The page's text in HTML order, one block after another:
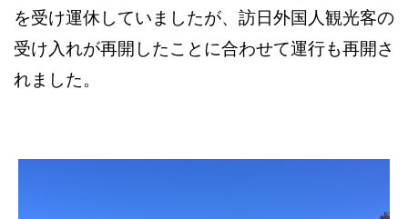
を受け運休していましたが、訪日外国人観光客の
受け入れが再開したことに合わせて運行も再開さ
れました。